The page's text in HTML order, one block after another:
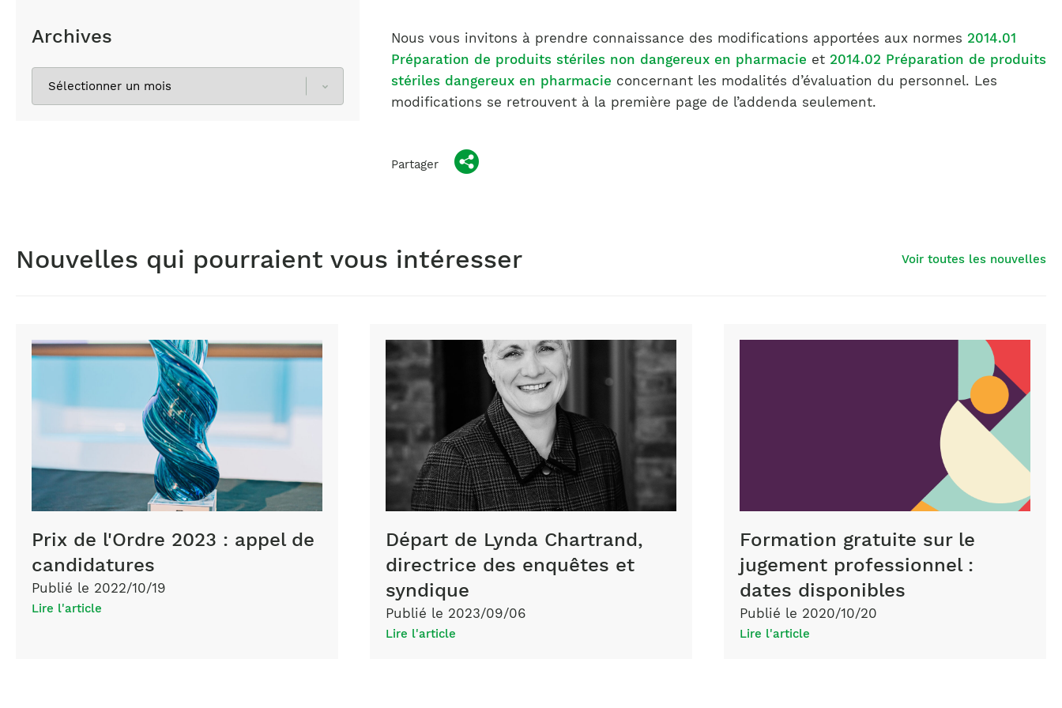
Archives Nous vous invitons à prendre connaissance des modifications apportées aux normes 2014.01
Préparation de produits stériles non dangereux en pharmacie et 2014.02 Préparation de produits
stériles dangereux en pharmacie concernant les modalités d’évaluation du personnel. Les
modifications se retrouvent à la première page de l’addenda seulement.
Partager
Nouvelles qui pourraient vous intéresser Voir toutes les nouvelles
Prix de l'Ordre 2023 : appel de
candidatures
Publié le 2022/10/19
Lire l'article
Départ de Lynda Chartrand,
directrice des enquêtes et
syndique
Publié le 2023/09/06
Lire l'article
Formation gratuite sur le
jugement professionnel :
dates disponibles
Publié le 2020/10/20
Lire l'article